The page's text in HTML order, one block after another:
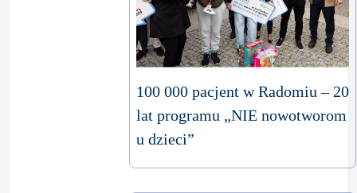
100 000 pacjent w Radomiu – 20
lat programu „NIE nowotworom
u dzieci”